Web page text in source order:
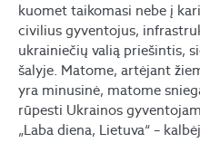
kuomet taikomasi nebe į
civilius gyventojus,
ukrainiečių valią priešintis,
šalyje. Matome, artėjant
yra minusinė, matome
rūpesti Ukrainos
„Laba diena, Lietuva“ –